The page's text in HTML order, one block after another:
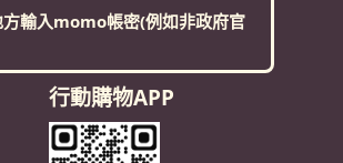
輸入momo帳密(例如非政府官
行動購物APP